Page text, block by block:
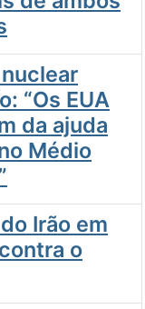
“Os EUA
da ajuda
Médio
Irão em
o